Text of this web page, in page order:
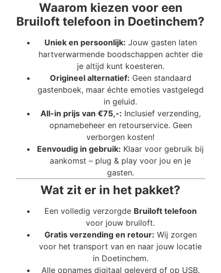
Waarom kiezen voor een
Bruiloft telefoon in Doetinchem?
Uniek en persoonlijk: Jouw gasten laten
hartverwarmende boodschappen achter die
je altijd kunt koesteren.
Origineel alternatief: Geen standaard
gastenboek, maar échte emoties vastgelegd
in geluid.
All-in prijs van €75,-: Inclusief verzending,
opnamebeheer en retourservice. Geen
verborgen kosten!
Eenvoudig in gebruik: Klaar voor gebruik bij
aankomst – plug & play voor jou en je
gasten.
Wat zit er in het pakket?
Een volledig verzorgde Bruiloft telefoon
voor jouw bruiloft.
Gratis verzending en retour: Wij zorgen
voor het transport van en naar jouw locatie
in Doetinchem.
Alle opnames digitaal geleverd of op USB.